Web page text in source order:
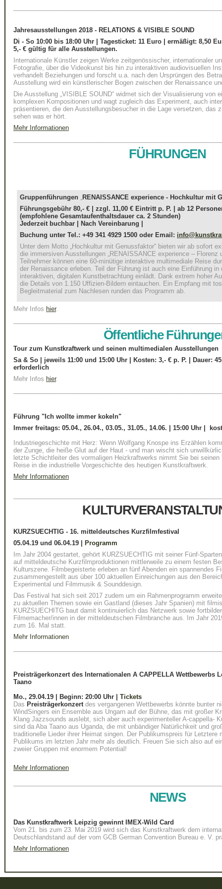
Jahresausstellungen 2018 - RELATIONS & VISIBLE SOUND
Di - So 10:00 bis 18:00 Uhr | Tagesticket: 11 Euro | ermäßigt: 8,50
5,- € gültig für alle Ausstellungen.
Internationale Künstler zeigen Werke zeitgenössischer, internationaler
Fotografie, über die Videokunst bis hin zu interaktiven audiovisuellen
verhandelt Beziehungen und forscht u.a. nach den Ursprüngen des
Ausstellung wird ein künstlerischer Bogen zwischen der Renaissance
Die Ausstellung „VISIBLE SOUND“ widmet sich der Visualisierung von
komplexen Kompositionen und wagt zugleich das Experiment, auch
präsentieren, die den Ausstellungsbesucher in die Lage versetzen, das
sehen was er hört.
Mehr Informationen
FÜHRUNGEN
Gruppenführungen RENAISSANCE experience - Hochkultur mit
Führungsgebühr 80,- € | zzgl. 11,00 € Eintritt p. P. | ab 12
(empfohlene Gesamtaufenthaltsdauer ca. 2 Stunden)
Jederzeit buchbar | Nach Vereinbarung |
Buchung unter Tel.: +49 341 4929 1500 oder Email:
Unter dem Motto „Hochkultur mit Genussfaktor“ bieten wir ab sofort
die immersiven Ausstellungen „RENAISSANCE experience – Florenz
Teilnehmer können eine 60-minütige interaktive multimediale Reise
der Renaissance erleben. Teil der Führung ist auch eine Einführung
interaktiven, digitalen Kunstbetrachtung einlädt. Dank extrem hoher
die Details von 1.150 Uffizien-Bildern eintauchen. Ein Empfang mit
Begleitmaterial zum Nachlesen runden das Programm ab.
Mehr Infos hier.
Öffentliche
Tour zum Kunstkraftwerk und seinen multimedialen Ausstellungen
Sa & So | jeweils 11:00 und 15:00 Uhr | Kosten: 3,- € p. P. | Dauer:
erforderlich
Mehr Infos hier.
Führung "Ich wollte immer kokeln"
Immer freitags: 05.04., 26.04., 03.05., 31.05., 14.06. | 15:00 Uhr |
Industriegeschichte mit Herz: Wenn Wolfgang Knospe ins Erzählen
der Zunge, die heiße Glut auf der Haut - und man wischt sich
letzte Schichtleiter des vormaligen Heizkraftwerks nimmt Sie bei seinen
Reise in die industrielle Vorgeschichte des heutigen Kunstkraftwerk.
Mehr Informationen
KURZSUECHTIG - 16. mitteldeutsches Kurzfilmfestival
05.04.19 und 06.04.19 | Programm
Im Jahr 2004 gestartet, gehört KURZSUECHTIG mit seiner Fünf-
auf mitteldeutsche Kurzfilmproduktionen mittlerweile zu einem festen
Kulturszene. Filmbegeisterte erleben an fünf Abenden ein spannendes
zusammengestellt aus über 100 aktuellen Einreichungen aus den
Experimental und Filmmusik & Sounddesign.
Das Festival hat sich seit 2017 zudem um ein Rahmenprogramm
zu aktuellen Themen sowie ein Gastland (dieses Jahr Spanien) mit
KURZSUECHITG baut damit kontinuierlich das Netzwerk sowie
Filmemacher/innen in der mitteldeutschen Filmbranche aus. Im Jahr
zum 16. Mal statt.
Mehr Informationen
Preisträgerkonzert des Internationalen A CAPPELLA Wettbewerbs
Taano
Mo., 29.04.19 | Beginn: 20:00 Uhr | Tickets
Das Preisträgerkonzert des vergangenen Wettbewerbs könnte bunter
WindSingers ein Ensemble aus Ungarn auf der Bühne, das mit großer
Klang Jazzsounds auslebt, sich aber auch experimenteller A-cappella-
sind da Aba Taano aus Uganda, die mit unbändiger Natürlichkeit und
traditionelle Lieder ihrer Heimat singen. Der Publikumspreis für Letztere
Publikums im letzten Jahr mehr als deutlich. Freuen Sie sich also auf
zweier Gruppen mit enormem Potential!
Mehr Informationen
NEWS
Das Kunstkraftwerk Leipzig gewinnt IMEX-Wild Card
Vom 21. bis zum 23. Mai 2019 wird sich das Kunstkraftwerk dem
Deutschlandstand auf der vom GCB German Convention Bureau e. V.
Mehr Informationen